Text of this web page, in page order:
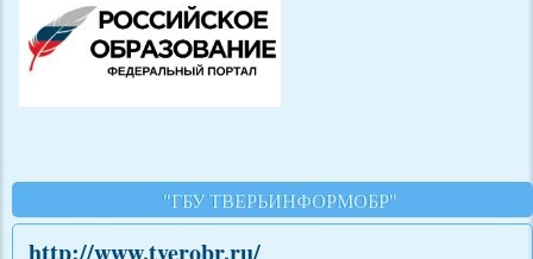
"ГБУ ТВЕРЬИНФОРМОБР"
http://www.tverobr.ru/